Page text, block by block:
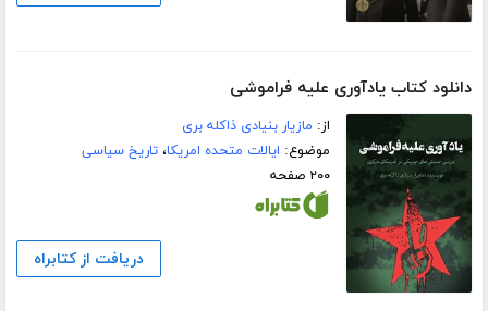
دانلود کتاب یادآوری علیه فراموشی
از: مازیار بنیادی ذاکله بری
موضوع: ایالات متحده امریکا،تاریخ سیاسی
۲۰۰ صفحه
دریافت از کتابراه